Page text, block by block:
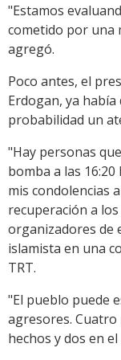
"Estamos
cometido por una
agregó.
Poco antes, el
Erdogan, ya
probabilidad un
"Hay personas
bomba a las
mis condolencias
recuperación a
organizadores de
islamista en una
TRT.
"El pueblo puede
agresores.
hechos y dos en